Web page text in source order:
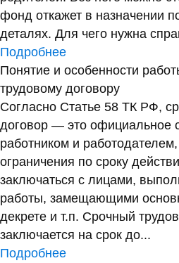
фонд откажет в назначении
деталях. Для чего нужна
Подробнее
Понятие и особенности
трудовому договору
Согласно Статье 58 ТК РФ,
договор — это официальное
работником и
ограничения по сроку
заключаться с лицами,
работы, замещающими
декрете и т.п. Срочный
заключается на срок до...
Подробнее